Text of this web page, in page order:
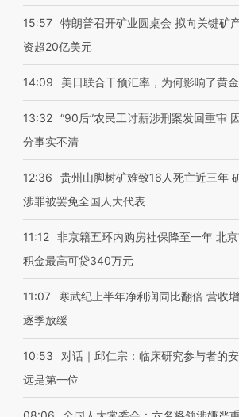
15:57 特朗普召开矿业圆桌会 拟向关键矿
资超20亿美元
14:09 美日联合干预汇率，为何影响了黄金
13:32 “90后”农民工讨薪涉刑案发回重审
分事实不清
12:36
贵州山脚树矿难致16人死亡近三年
涉罪被罢免全国人大代表
11:12 非京籍五环内购房社保降至一年 北
积金最高可贷340万元
11:07
寒武纪上半年净利润同比翻倍 营收
逐季放缓
10:53
对话｜邱仁宗：临床研究参与者的
远是第一位